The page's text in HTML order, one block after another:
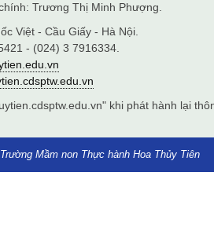
Trương Thị Minh Phượng.
Việt - Cầu Giấy - Hà Nội.
- (024) 3 7916334.
khi phát hành lại
Mầm non Thực hành Hoa Thủy Tiên